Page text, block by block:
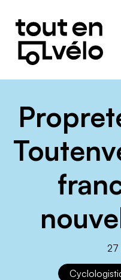
Toutenvélo
–
Coopératives
cyclologistique
27